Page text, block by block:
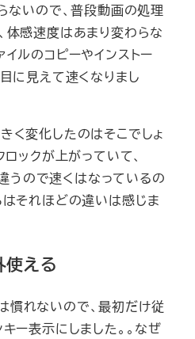
ないので、普段動画の処理
体感速度はあまり変わらな
ルのコピーやインストー
に見えて速くなりまし
く変化したのはそこでしょ
ックが上がっていて、
うので速くはなっているの
はそれほどの違いは感じま
える
慣れないので、最初だけ従
ー表示にしました。。なぜ